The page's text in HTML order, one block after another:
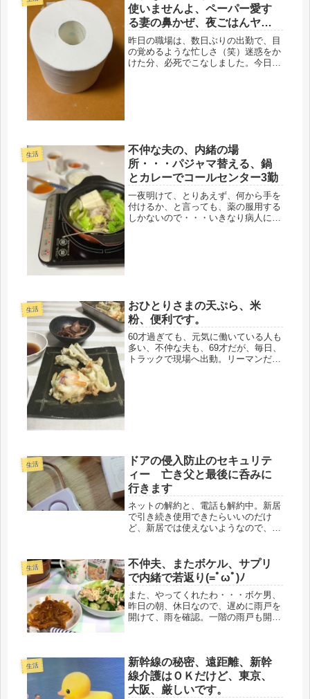
使いませんよ、ペーパー愛す
る妻の鼻かぜ、夜ごはんヤキ
ソバ旨し
昨日の職場は、数日ぶりの出勤で、目
の覚めるような忙しさ（笑）迷惑をか
けた分、必死でこなしました。今日、
生活
不仲な夫の、内緒の場
所・・・パジャマ替える、鍋
とカレーでコールセンター3勤
一夜明けて、とりあえず、何から手を
付けるか、と言っても、薬の服用する
しかないので・・・いきなり病人にな
生活
おひとりさまの天ぷら、米
粉、便利です。
60才過ぎても、元気に働いている人も
多い、不仲な夫も、69才だが、毎日、
トラックで現場へ出動。リーマンだっ
生活
ドアの侵入防止のセキュリテ
ィー 亡き父と最後に呑みに
行きます
ネットの解約と、電話も解約中。新居
で引き続き使用できたらいいのだけ
ど、新居では使えないようなので、め
だいぶ先になるようです。今日は、朝
から一階のパソコンを初期状態にし
て、セ...
生活
不仲夫、またボケル、サプリ
で内緒で若返り(=ﾟωﾟ)ﾉ
また、やってくれたわ・・・ボケ男、
昨日の朝、休日なので、遅めに雨戸を
開けて、雨を確認。一階の雨戸も開け
じ事があり、ハッキリ注意したので、
それ...
生活
新幹線の秘密、遠距離、新幹
線介護はＯＫだけど、東京、
大阪、厳しいです。